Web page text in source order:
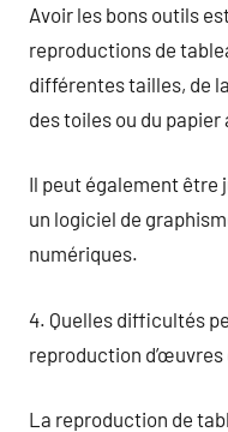
Avoir les bons outils
reproductions de
différentes tailles, de
des toiles ou du papier
Il peut également être
un logiciel de
numériques.
4. Quelles difficultés
reproduction d’œuvres
La reproduction de